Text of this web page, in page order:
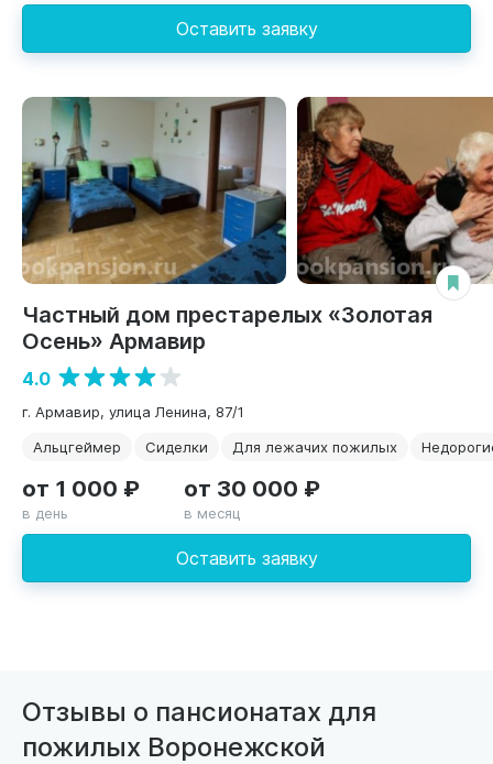
Оставить заявку
Частный дом престарелых «Золотая
Осень» Армавир
4.0
г. Армавир, улица Ленина, 87/1
Альцгеймер
Сиделки Для лежачих пожилых
Оставить заявку
от 1 000 ₽
в день
от 30 000 ₽
в месяц
Отзывы о пансионатах для
пожилых Воронежской